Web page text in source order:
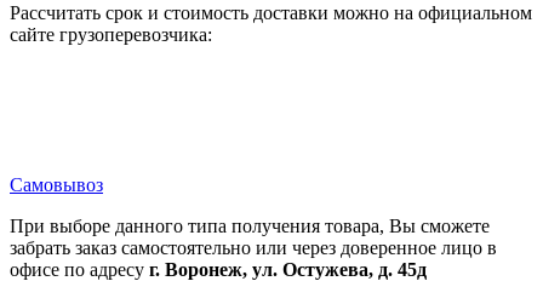
Рассчитать срок и стоимость доставки можно на официальном
сайте грузоперевозчика:
Самовывоз
При выборе данного типа получения товара, Вы сможете
забрать заказ самостоятельно или через доверенное лицо в
офисе по адресу г. Воронеж, ул. Остужева, д. 45д